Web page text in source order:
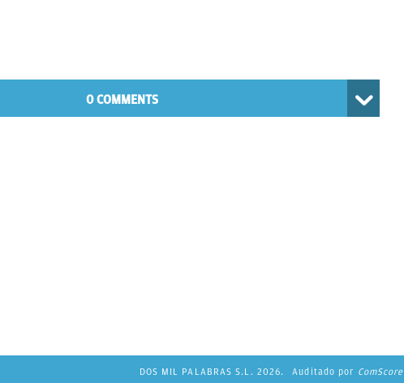
0 COMMENTS
DOS MIL PALABRAS S.L. 2026. Auditado por ComScore